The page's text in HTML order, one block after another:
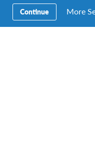
Continue More